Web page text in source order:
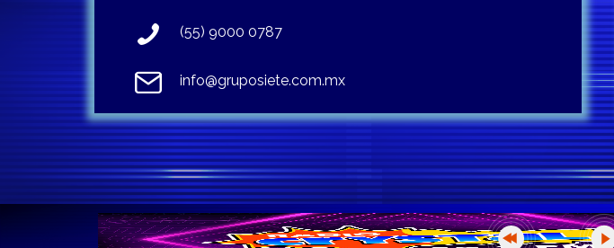
(55) 9000 0787
info@gruposiete.com.mx